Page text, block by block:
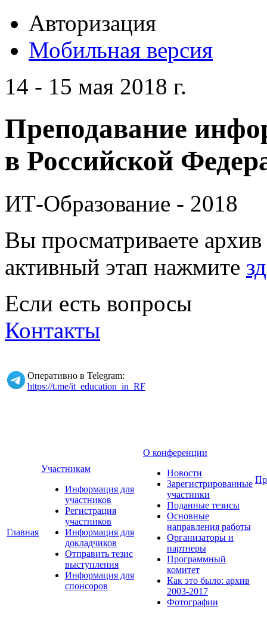
Авторизация
Мобильная версия
14 - 15 мая 2018 г.
Преподавание
в Российской
ИТ-Образование - 2018
Вы просматриваете
активный этап нажмите
Если есть вопросы
Контакты
Оперативно в Telegram:
https://t.me/it_education_in_RF
Главная
Участникам
Информация для
участников
Регистрация
участников
Информация для
докладчиков
Отправить тезис
выступления
Информация для
спонсоров
О конференции
Новости
Зарегистрированные
участники
Поданные тезисы
Основные
направления работы
Организаторы и
партнеры
Программный
комитет
Как это было: архив
2003-2017
Фотографии